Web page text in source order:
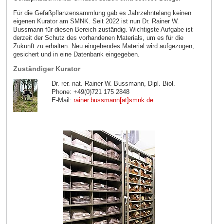
Für die Gefäßpflanzensammlung gab es Jahrzehntelang keinen
eigenen Kurator am SMNK. Seit 2022 ist nun Dr. Rainer W.
Bussmann für diesen Bereich zuständig. Wichtigste Aufgabe ist
derzeit der Schutz des vorhandenen Materials, um es für die
Zukunft zu erhalten. Neu eingehendes Material wird aufgezogen,
gesichert und in eine Datenbank eingegeben.
Zuständiger Kurator
Dr. rer. nat. Rainer W. Bussmann, Dipl. Biol.
Phone: +49(0)721 175 2848
E-Mail: rainer.bussmann[at]smnk de